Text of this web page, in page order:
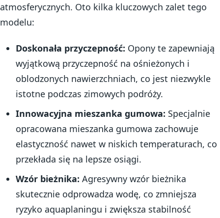
atmosferycznych. Oto kilka kluczowych zalet tego
modelu:
Doskonała przyczepność: Opony te zapewniają
wyjątkową przyczepność na ośnieżonych i
oblodzonych nawierzchniach, co jest niezwykle
istotne podczas zimowych podróży.
Innowacyjna mieszanka gumowa: Specjalnie
opracowana mieszanka gumowa zachowuje
elastyczność nawet w niskich temperaturach, co
przekłada się na lepsze osiągi.
Wzór bieżnika: Agresywny wzór bieżnika
skutecznie odprowadza wodę, co zmniejsza
ryzyko aquaplaningu i zwiększa stabilność